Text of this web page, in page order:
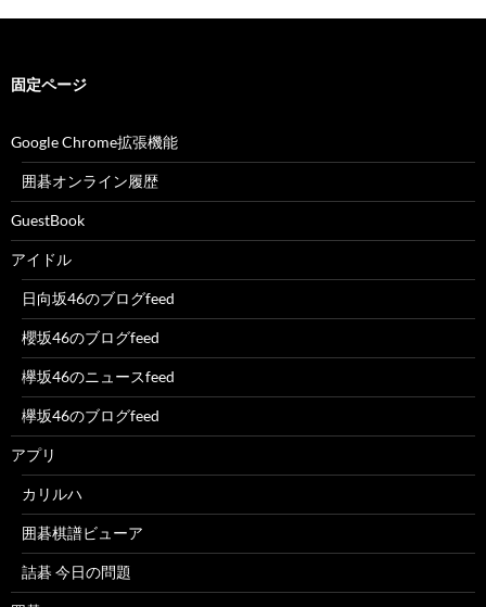
固定ページ
Google Chrome拡張機能
囲碁オンライン履歴
GuestBook
アイドル
日向坂46のブログfeed
櫻坂46のブログfeed
欅坂46のニュースfeed
欅坂46のブログfeed
アプリ
カリルハ
囲碁棋譜ビューア
詰碁 今日の問題